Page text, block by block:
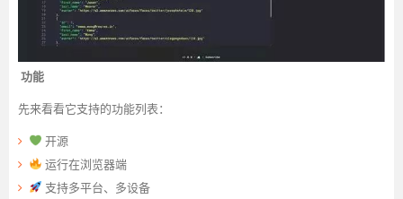
功能
先来看看它支持的功能列表：
开源
运行在浏览器端
支持多平台、多设备